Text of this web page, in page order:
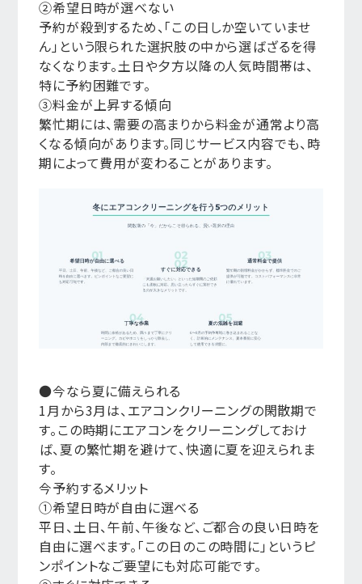
②希望日時が選べない
予約が殺到するため、「この日しか空いていませ
ん」という限られた選択肢の中から選ばざるを得
なくなります。土日や夕方以降の人気時間帯は、
特に予約困難です。
③料金が上昇する傾向
繁忙期には、需要の高まりから料金が通常より高
くなる傾向があります。同じサービス内容でも、時
期によって費用が変わることがあります。
●今なら夏に備えられる
1月から3月は、エアコンクリーニングの閑散期で
す。この時期にエアコンをクリーニングしておけ
ば、夏の繁忙期を避けて、快適に夏を迎えられま
す。
今予約するメリット
①希望日時が自由に選べる
平日、土日、午前、午後など、ご都合の良い日時を
自由に選べます。「この日のこの時間に」というピ
ンポイントなご要望にも対応可能です。